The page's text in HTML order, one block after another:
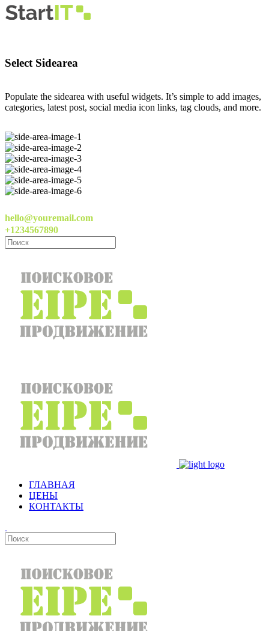
Select Sidearea
Populate the sidearea with useful widgets. It’s simple to add images,
categories, latest post, social media icon links, tag clouds, and more.
hello@youremail.com
+1234567890
ГЛАВНАЯ
ЦЕНЫ
КОНТАКТЫ